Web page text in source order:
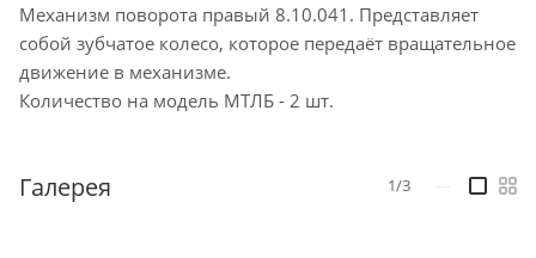
Механизм поворота правый 8.10.041. Представляет
собой зубчатое колесо, которое передаёт вращательное
движение в механизме.
Количество на модель МТЛБ - 2 шт.
Галерея 1/3